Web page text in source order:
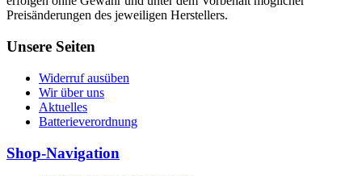
Preisänderungen des jeweiligen Herstellers.
Unsere Seiten
Widerruf ausüben
Wir über uns
Aktuelles
Batterieverordnung
Shop-Navigation